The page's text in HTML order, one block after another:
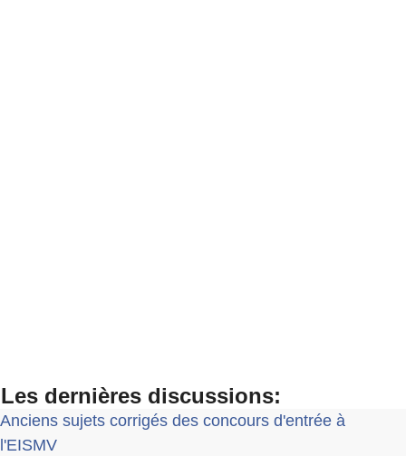
Les dernières discussions:
Anciens sujets corrigés des concours d'entrée à
l'EISMV